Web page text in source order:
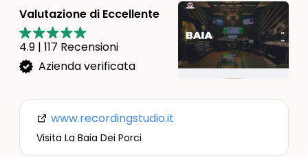
Valutazione di Eccellente
4.9 | 117 Recensioni
Azienda verificata
www.recordingstudio.it
Visita La Baia Dei Porci